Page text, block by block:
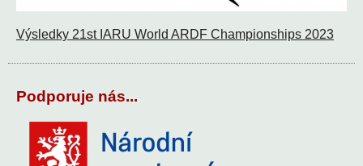
Výsledky 21st IARU World ARDF Championships 2023
Podporuje nás...